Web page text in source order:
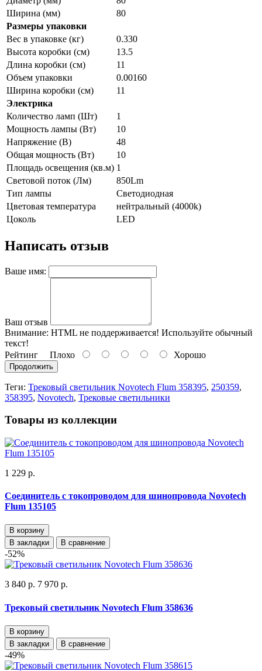
Ширина (мм)
80
Размеры упаковки
Вес в упаковке (кг)
0.330
Высота коробки (см)
13.5
Длина коробки (см)
11
Объем упаковки
0.00160
Ширина коробки (см)
11
Электрика
Количество ламп (Шт)
1
Мощность лампы (Вт)
10
Напряжение (В)
48
Общая мощность (Вт)
10
Площадь освещения (кв.м) 1
Световой поток (Лм)
850Lm
Тип лампы
Светодиодная
Цветовая температура
нейтральный (4000k)
Цоколь
LED
Написать отзыв
Ваше имя:
Ваш отзыв
Внимание: HTML не поддерживается! Используйте обычный
текст!
Рейтинг Плохо Хорошо
Продолжить
Теги: Трековый светильник Novotech Flum 358395, 250359,
358395, Novotech, Трековые светильники
Товары из коллекции
1 229 р.
Соединитель с токопроводом для шинопровода Novotech
Flum 135105
В корзину
В закладки
В сравнение
-52%
3 840 р. 7 970 р.
Трековый светильник Novotech Flum 358636
В корзину
В закладки
В сравнение
-49%